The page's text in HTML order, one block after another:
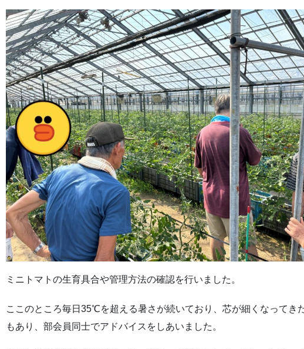
ミニトマトの生育具合や管理方法の確認を行いました。
ここのところ毎日35℃を超える暑さが続いており、芯が細くなってき
もあり、部会員同士でアドバイスをしあいました。